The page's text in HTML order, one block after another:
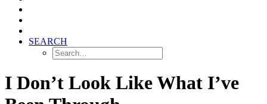
SEARCH
I Don’t Look Like What I’ve